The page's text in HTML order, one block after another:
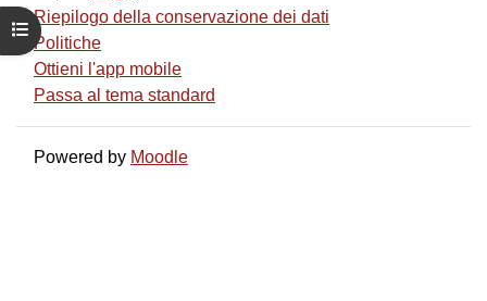
Apri indice del corso
Riepilogo della conservazione dei dati
Politiche
Ottieni l'app mobile
Passa al tema standard
Powered by Moodle